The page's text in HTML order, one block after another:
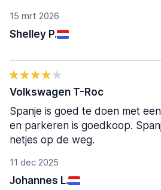
15 mrt 2026
Shelley P.
11 dec 2025
Johannes L.
Volkswagen T-Roc
Spanje is goed te doen met
en parkeren is goedkoop.
netjes op de weg.